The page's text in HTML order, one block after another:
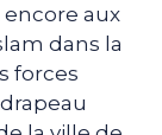
aux
dans la
forces